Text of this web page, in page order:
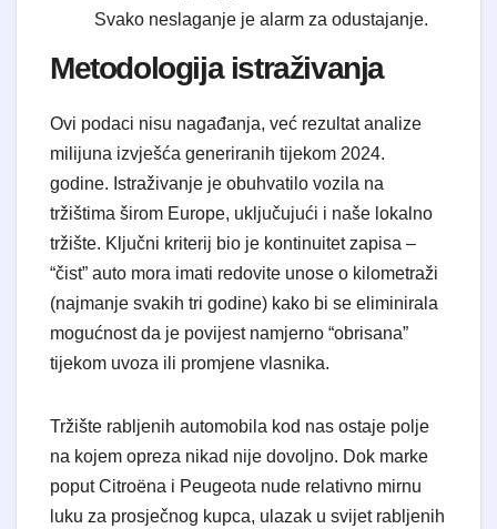
Svako neslaganje je alarm za odustajanje.
Metodologija istraživanja
Ovi podaci nisu nagađanja, već rezultat analize
milijuna izvješća generiranih tijekom 2024.
godine. Istraživanje je obuhvatilo vozila na
tržištima širom Europe, uključujući i naše lokalno
tržište. Ključni kriterij bio je kontinuitet zapisa –
“čist” auto mora imati redovite unose o kilometraži
(najmanje svakih tri godine) kako bi se eliminirala
mogućnost da je povijest namjerno “obrisana”
tijekom uvoza ili promjene vlasnika.
Tržište rabljenih automobila kod nas ostaje polje
na kojem opreza nikad nije dovoljno. Dok marke
poput Citroëna i Peugeota nude relativno mirnu
luku za prosječnog kupca, ulazak u svijet rabljenih